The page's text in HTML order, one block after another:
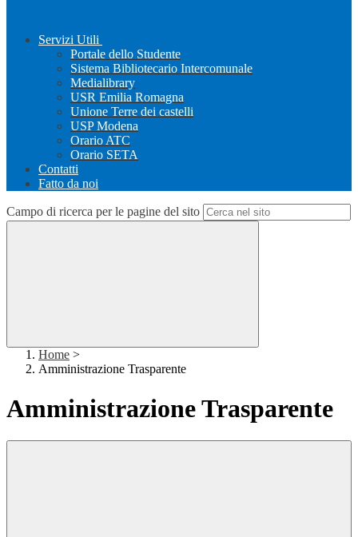
Servizi Utili
Portale dello Studente
Sistema Bibliotecario Intercomunale
Medialibrary
USR Emilia Romagna
Unione Terre dei castelli
USP Modena
Orario ATC
Orario SETA
Contatti
Fatto da noi
Campo di ricerca per le pagine del sito
Home >
Amministrazione Trasparente
Amministrazione Trasparente